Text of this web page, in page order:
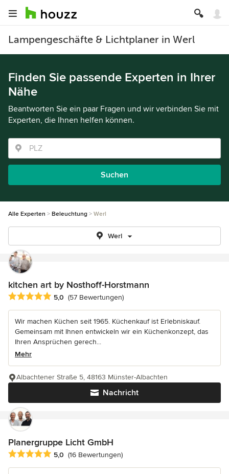
Lampengeschäfte & Lichtplaner in Werl
Finden Sie passende Experten in Ihrer
Nähe
Beantworten Sie ein paar Fragen und wir verbinden Sie mit
Experten, die Ihnen helfen können.
Suchen
Alle Experten Beleuchtung Werl
Werl
kitchen art by Nosthoff-Horstmann
Durchschnittliche Bewertung: 5 von 5 Sternen
5,0 (57 Bewertungen)
Wir machen Küchen seit 1965. Küchenkauf ist Erlebniskauf.
Gemeinsam mit Ihnen entwickeln wir ein Küchenkonzept, das
Ihren Ansprüchen gerech...
Mehr
Nachricht
Albachtener Straße 5, 48163 Münster-Albachten
Planergruppe Licht GmbH
Durchschnittliche Bewertung: 5 von 5 Sternen
5,0 (16 Bewertungen)